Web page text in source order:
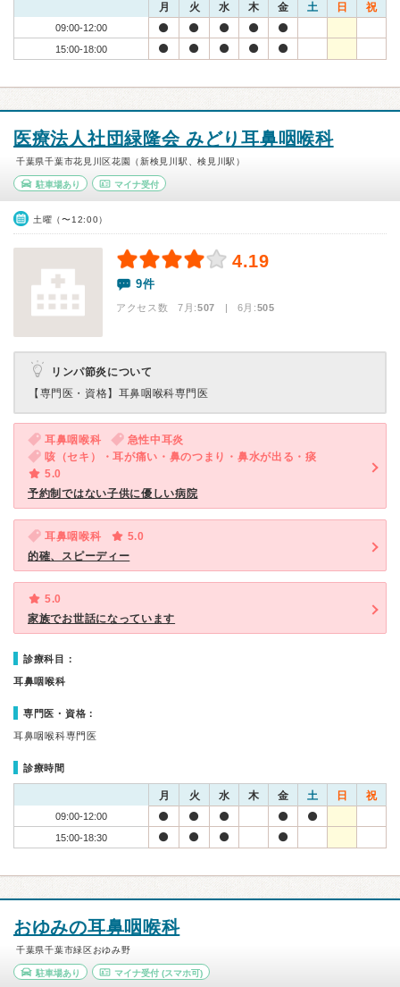
月 火 水 木 金 土 日 祝
09:00-12:00
15:00-18:00
医療法人社団緑隆会 みどり耳鼻咽喉科
千葉県千葉市花見川区花園（新検見川駅、検見川駅）
駐車場あり マイナ受付
土曜（〜12:00）
4.19
9件
アクセス数 7月:507 | 6月:505
リンパ節炎について
【専門医・資格】 耳鼻咽喉科専門医
耳鼻咽喉科
急性中耳炎
咳（セキ）・耳が痛い・鼻のつまり・鼻水が出る・痰
5.0
予約制ではない子供に優しい病院
耳鼻咽喉科
5.0
的確、スピーディー
5.0
家族でお世話になっています
診療科目：
耳鼻咽喉科
専門医・資格：
耳鼻咽喉科専門医
診療時間
月 火 水 木 金 土 日 祝
09:00-12:00
15:00-18:30
おゆみの耳鼻咽喉科
千葉県千葉市緑区おゆみ野
駐車場あり マイナ受付(スマホ可)